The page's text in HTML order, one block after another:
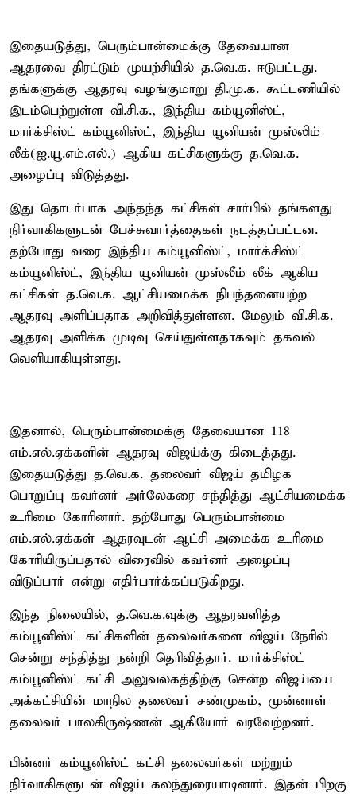
இதையடுத்து, பெரும்பான்மைக்கு தேவையான
ஆதரவை திரட்டும் முயற்சியில் த.வெ.க. ஈடுபட்டது.
தங்களுக்கு ஆதரவு வழங்குமாறு தி.மு.க. கூட்டணியில்
இடம்பெற்றுள்ள வி.சி.க., இந்திய கம்யூனிஸ்ட்,
மார்க்சிஸ்ட் கம்யூனிஸ்ட், இந்திய யூனியன் முஸ்லிம்
லீக்(ஐ.யூ.எம்.எல்.) ஆகிய கட்சிகளுக்கு த.வெ.க.
அழைப்பு விடுத்தது.
இது தொடர்பாக அந்தந்த கட்சிகள் சார்பில் தங்களது
நிர்வாகிகளுடன் பேச்சுவார்த்தைகள் நடத்தப்பட்டன.
தற்போது வரை இந்திய கம்யூனிஸ்ட், மார்க்சிஸ்ட்
கம்யூனிஸ்ட், இந்திய யூனியன் முஸ்லீம் லீக் ஆகிய
கட்சிகள் த.வெ.க. ஆட்சியமைக்க நிபந்தனையற்ற
ஆதரவு அளிப்பதாக அறிவித்துள்ளன. மேலும் வி.சி.க.
ஆதரவு அளிக்க முடிவு செய்துள்ளதாகவும் தகவல்
வெளியாகியுள்ளது.
இதனால், பெரும்பான்மைக்கு தேவையான 118
எம்.எல்.ஏக்களின் ஆதரவு விஜய்க்கு கிடைத்தது.
இதையடுத்து த.வெ.க. தலைவர் விஜய் தமிழக
பொறுப்பு கவர்னர் அர்லேகரை சந்தித்து ஆட்சியமைக்க
உரிமை கோரினார். தற்போது பெரும்பான்மை
எம்.எல்.ஏக்கள் ஆதரவுடன் ஆட்சி அமைக்க உரிமை
கோரியிருப்பதால் விரைவில் கவர்னர் அழைப்பு
விடுப்பார் என்று எதிர்பார்க்கப்படுகிறது.
இந்த நிலையில், த.வெ.க.வுக்கு ஆதரவளித்த
கம்யூனிஸ்ட் கட்சிகளின் தலைவர்களை விஜய் நேரில்
சென்று சந்தித்து நன்றி தெரிவித்தார். மார்க்சிஸ்ட்
கம்யூனிஸ்ட் கட்சி அலுவலகத்திற்கு சென்ற விஜய்யை
அக்கட்சியின் மாநில தலைவர் சண்முகம், முன்னாள்
தலைவர் பாலகிருஷ்ணன் ஆகியோர் வரவேற்றனர்.
பின்னர் கம்யூனிஸ்ட் கட்சி தலைவர்கள் மற்றும்
நிர்வாகிகளுடன் விஜய் கலந்துரையாடினார். இதன் பிறகு